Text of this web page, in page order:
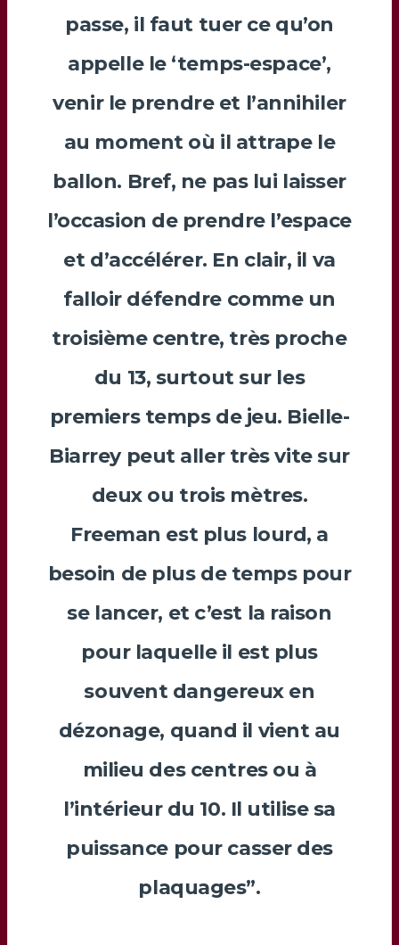
passe, il faut tuer ce qu’on
appelle le ‘temps-espace’,
venir le prendre et l’annihiler
au moment où il attrape le
ballon. Bref, ne pas lui laisser
l’occasion de prendre l’espace
et d’accélérer. En clair, il va
falloir défendre comme un
troisième centre, très proche
du 13, surtout sur les
premiers temps de jeu. Bielle-
Biarreypeut aller très vite sur
deux ou trois mètres.
Freeman est plus lourd, a
besoin de plus de temps pour
se lancer, et c’est la raison
pour laquelle il est plus
souvent dangereux en
dézonage, quand il vient au
milieu des centres ou à
l’intérieur du 10. Il utilise sa
puissance pour casser des
plaquages”.